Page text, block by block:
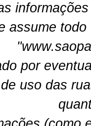
assume
por
uso das